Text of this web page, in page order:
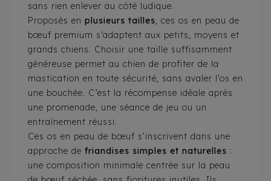
sans rien enlever au côté ludique.
Proposés en plusieurs tailles, ces os en peau de
bœuf premium s’adaptent aux petits, moyens et
grands chiens. Choisir une taille suffisamment
généreuse permet au chien de profiter de la
mastication en toute sécurité, sans avaler l’os en
une bouchée. C’est la récompense idéale après
une promenade, une séance de jeu ou un
entraînement réussi.
Ces os en peau de bœuf s’inscrivent dans une
approche de friandises simples et naturelles :
une composition minimale centrée sur la peau